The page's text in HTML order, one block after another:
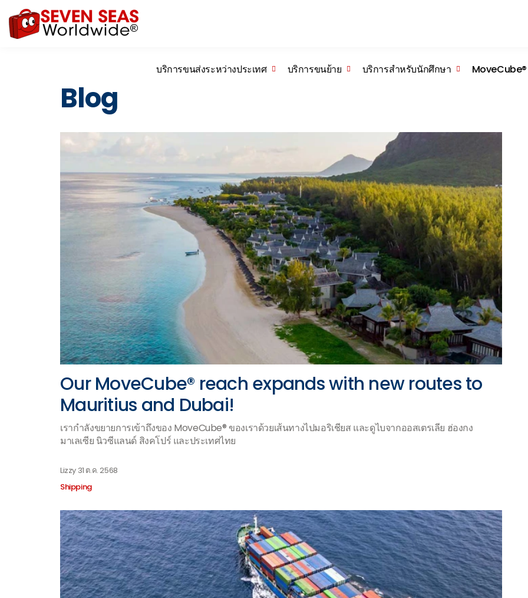
บริการขนส่งระหว่างประเทศ บริการขนย้าย บริการสำหรับนักศึกษา MoveCube®
Blog
Our MoveCube® reach expands with new routes to
Mauritius and Dubai!
เรากำลังขยายการเข้าถึงของ MoveCube® ของเราด้วยเส้นทางไปมอริเชียส และดูไบจากออสเตรเลีย ฮ่องกง
มาเลเซีย นิวซีแลนด์ สิงคโปร์ และประเทศไทย
Lizzy 31 ต.ค. 2568
Shipping